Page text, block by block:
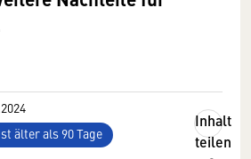
älter als 90 Tage
Inhalt
teilen